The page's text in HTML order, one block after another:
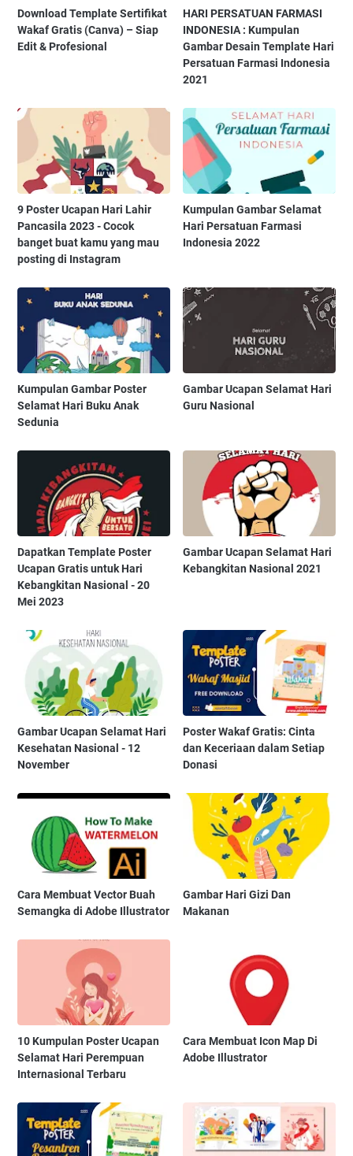
Download Template Sertifikat
Wakaf Gratis (Canva) – Siap
Edit & Profesional
HARI PERSATUAN FARMASI
INDONESIA : Kumpulan
Gambar Desain Template Hari
Persatuan Farmasi Indonesia
2021
9 Poster Ucapan Hari Lahir
Pancasila 2023 - Cocok
banget buat kamu yang mau
posting di Instagram
Kumpulan Gambar Selamat
Hari Persatuan Farmasi
Indonesia 2022
Kumpulan Gambar Poster
Selamat Hari Buku Anak
Sedunia
Gambar Ucapan Selamat Hari
Guru Nasional
Dapatkan Template Poster
Ucapan Gratis untuk Hari
Kebangkitan Nasional - 20
Mei 2023
Gambar Ucapan Selamat Hari
Kebangkitan Nasional 2021
Gambar Ucapan Selamat Hari
Kesehatan Nasional - 12
November
Poster Wakaf Gratis: Cinta
dan Keceriaan dalam Setiap
Donasi
Cara Membuat Vector Buah
Semangka di Adobe Illustrator
Gambar Hari Gizi Dan
Makanan
10 Kumpulan Poster Ucapan
Selamat Hari Perempuan
Internasional Terbaru
Cara Membuat Icon Map Di
Adobe Illustrator